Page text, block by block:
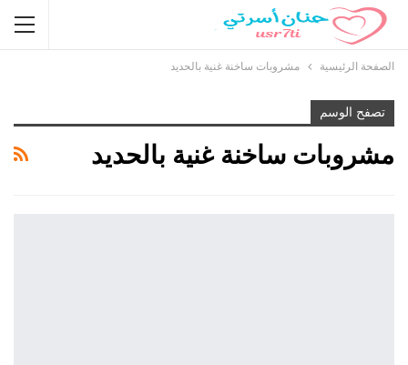
الصفحة الرئيسية مشروبات ساخنة غنية بالحديد
تصفح الوسم
مشروبات ساخنة غنية بالحديد